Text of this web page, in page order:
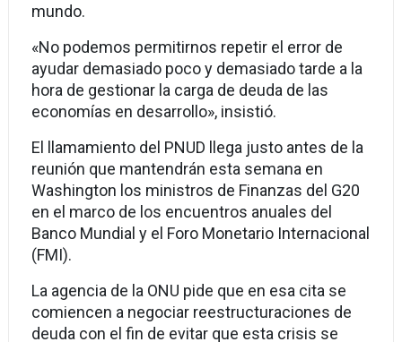
mundo.
«No podemos permitirnos repetir el error de
ayudar demasiado poco y demasiado tarde a la
hora de gestionar la carga de deuda de las
economías en desarrollo», insistió.
El llamamiento del PNUD llega justo antes de la
reunión que mantendrán esta semana en
Washington los ministros de Finanzas del G20
en el marco de los encuentros anuales del
Banco Mundial y el Foro Monetario Internacional
(FMI).
La agencia de la ONU pide que en esa cita se
comiencen a negociar reestructuraciones de
deuda con el fin de evitar que esta crisis se